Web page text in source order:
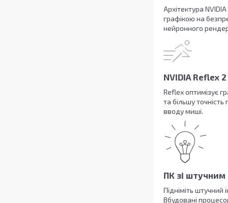
Архітектура
графікою на
нейронного
NVIDIA Reflex 2
Reflex оптимізує
та більшу
вводу миші.
ПК зі штучним
Підніміть штучний
Вбудовані